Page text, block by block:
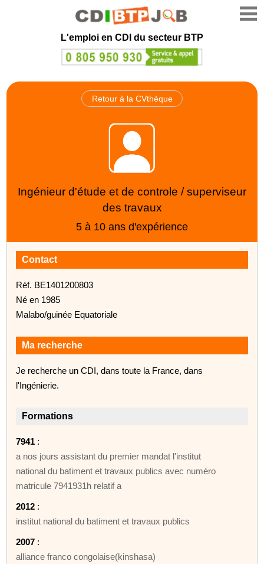
L'emploi en CDI du secteur BTP
Retour à la CVthèque
Ingénieur d'étude et de controle / superviseur
des travaux
5 à 10 ans d'expérience
Contact
Réf. BE1401200803
Né en 1985
Malabo/guinée Equatoriale
Ma recherche
Je recherche un CDI, dans toute la France, dans
l'Ingénierie.
Formations
7941 :
a nos jours assistant du premier mandat l'institut
national du batiment et travaux publics avec numéro
matricule 7941931h relatif a
2012 :
institut national du batiment et travaux publics
2007 :
alliance franco congolaise(kinshasa)